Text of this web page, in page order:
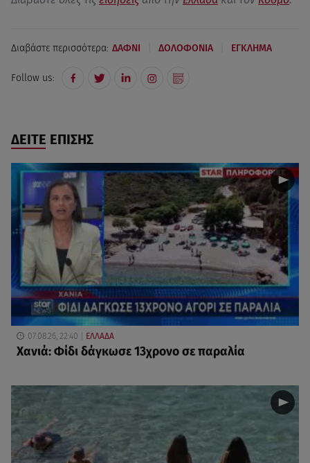
Διαβάστε περισσότερα: ΔΑΦΝΙ ΔΟΛΟΦΟΝΙΑ ΕΓΚΛΗΜΑ
Follow us:
ΔΕΙΤΕ ΕΠΙΣΗΣ
07.08.26, 22:40 ΕΛΛΑΔΑ
Χανιά: Φίδι δάγκωσε 13χρονο σε παραλία